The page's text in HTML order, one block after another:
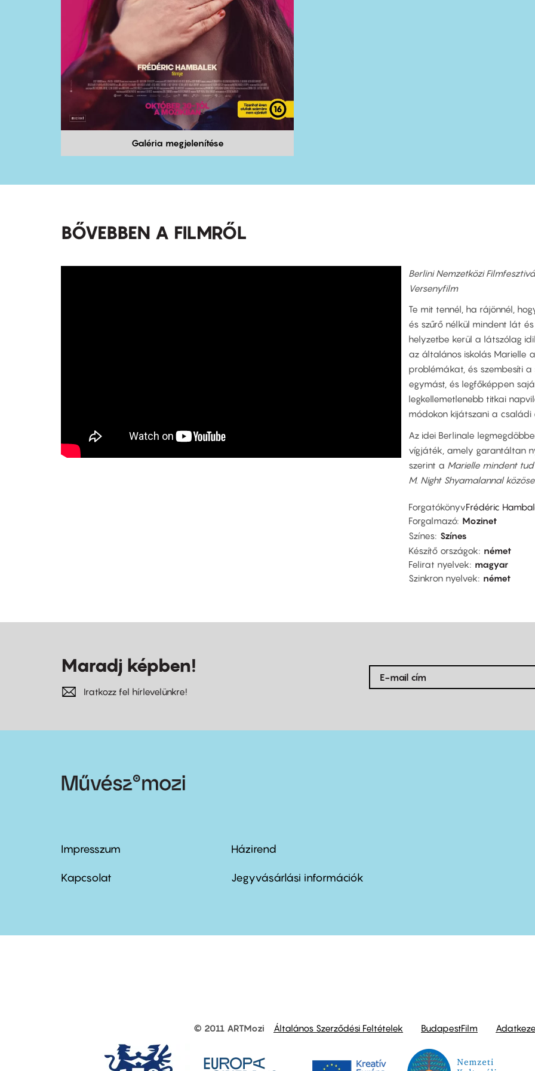
Galéria megjelenítése
BŐVEBBEN A FILMRŐL
Berlini Nemzetközi
Versenyfilm
Te mit tennél, ha rájönnél,
és szűrő nélkül mindent lát
helyzetbe kerül a látszólag
az általános iskolás Marielle
problémákat, és szembesíti
egymást, és legfőképpen
legkellemetlenebb titkai
módokon kijátszani a
Az idei Berlinale
vígjáték, amely garantáltan
szerint a Marielle mindent tud
M. Night Shyamalannal
ForgatókönyvFrédéric
Forgalmazó Mozinet
Színes Színes
Készítő országok
német
Felirat nyelvek
magyar
Szinkron nyelvek
német
Maradj képben!
Iratkozz fel hírlevelünkre!
Footer
menu
Impresszum
Kapcsolat
Footer
menu
Házirend
Jegyvásárlási információk
other
© 2011 ARTMozi Általános Szerződési Feltételek BudapestFilm